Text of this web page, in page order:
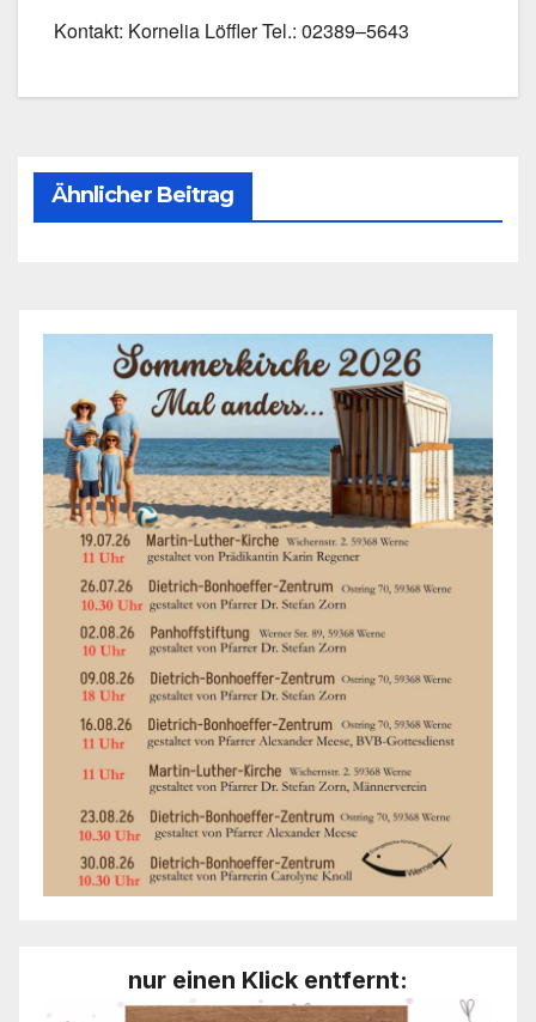
Kon­takt: Kor­ne­lia Löff­ler Tel.: 02389–5643
Ähnlicher Beitrag
nur einen Klick entfernt: